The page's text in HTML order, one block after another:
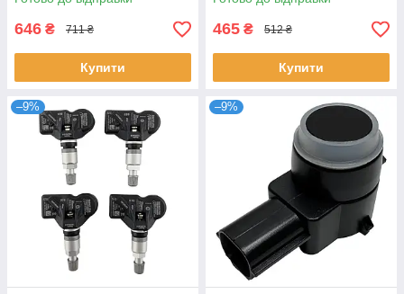
646 ₴ 711 ₴
Купити
465 ₴ 512 ₴
Купити
–9% –9%